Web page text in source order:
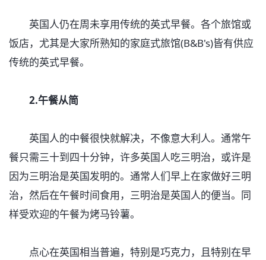
英国人仍在周未享用传统的英式早餐。各个旅馆或
饭店，尤其是大家所熟知的家庭式旅馆(B&B's)皆有供应
传统的英式早餐。
2.午餐从简
英国人的中餐很快就解决，不像意大利人。通常午
餐只需三十到四十分钟，许多英国人吃三明治，或许是
因为三明治是英国发明的。通常人们早上在家做好三明
治，然后在午餐时间食用，三明治是英国人的便当。同
样受欢迎的午餐为烤马铃薯。
点心在英国相当普遍，特别是巧克力，且特别在早